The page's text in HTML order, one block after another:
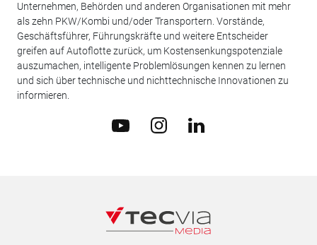
Unternehmen, Behörden und anderen Organisationen mit mehr
als zehn PKW/Kombi und/oder Transportern. Vorstände,
Geschäftsführer, Führungskräfte und weitere Entscheider
greifen auf Autoflotte zurück, um Kostensenkungspotenziale
auszumachen, intelligente Problemlösungen kennen zu lernen
und sich über technische und nichttechnische Innovationen zu
informieren.